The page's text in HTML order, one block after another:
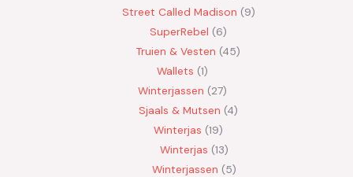
Street Called Madison 9
SuperRebel
6
Truien & Vesten 45
Wallets 1
Winterjassen
27
Sjaals & Mutsen 4
Winterjas 19
Winterjas 13
Winterjassen
5